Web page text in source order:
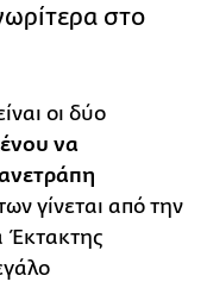
στο
οι δύο
να
γίνεται από την
Έκτακτης